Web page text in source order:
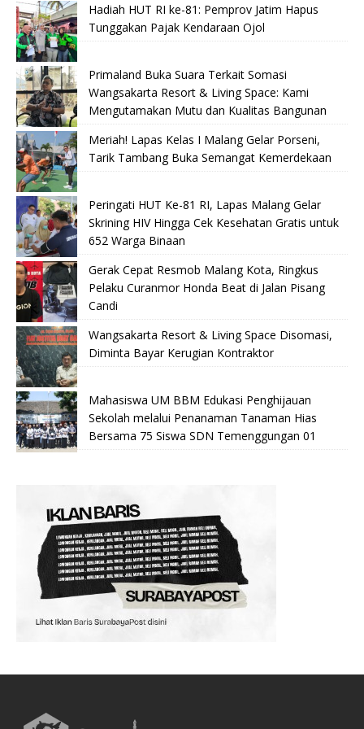
Hadiah HUT RI ke-81: Pemprov Jatim Hapus
Tunggakan Pajak Kendaraan Ojol
Primaland Buka Suara Terkait Somasi
Wangsakarta Resort & Living Space: Kami
Mengutamakan Mutu dan Kualitas Bangunan
Meriah! Lapas Kelas I Malang Gelar Porseni,
Tarik Tambang Buka Semangat Kemerdekaan
Peringati HUT Ke-81 RI, Lapas Malang Gelar
Skrining HIV Hingga Cek Kesehatan Gratis untuk
652 Warga Binaan
Gerak Cepat Resmob Malang Kota, Ringkus
Pelaku Curanmor Honda Beat di Jalan Pisang
Candi
Wangsakarta Resort & Living Space Disomasi,
Diminta Bayar Kerugian Kontraktor
Mahasiswa UM BBM Edukasi Penghijauan
Sekolah melalui Penanaman Tanaman Hias
Bersama 75 Siswa SDN Temenggungan 01